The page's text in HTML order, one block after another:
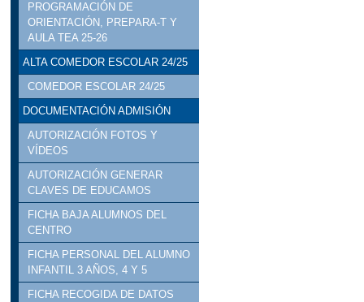
PROGRAMACIÓN DE
ORIENTACIÓN, PREPARA-T Y
AULA TEA 25-26
ALTA COMEDOR ESCOLAR 24/25
COMEDOR ESCOLAR 24/25
DOCUMENTACIÓN ADMISIÓN
AUTORIZACIÓN FOTOS Y
VÍDEOS
AUTORIZACIÓN GENERAR
CLAVES DE EDUCAMOS
FICHA BAJA ALUMNOS DEL
CENTRO
FICHA PERSONAL DEL ALUMNO
INFANTIL 3 AÑOS, 4 Y 5
FICHA RECOGIDA DE DATOS